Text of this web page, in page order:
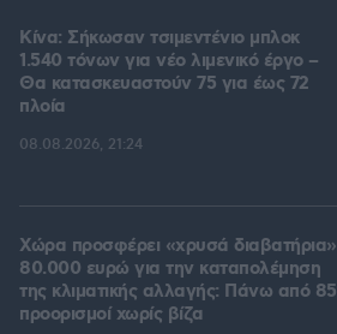
Κίνα: Σήκωσαν τσιμεντένιο μπλοκ
1.540 τόνων για νέο λιμενικό έργο –
Θα κατασκευαστούν 75 για έως 72
πλοία
08.08.2026, 21:24
Χώρα προσφέρει «χρυσά διαβατήρια»
80.000 ευρώ για την καταπολέμηση
της κλιματικής αλλαγής: Πάνω από 85
προορισμοί χωρίς βίζα